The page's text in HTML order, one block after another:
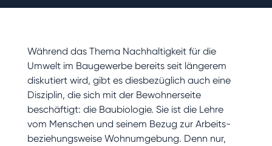
Während das Thema Nachhaltigkeit für die
Umwelt im Baugewerbe bereits seit längerem
diskutiert wird, gibt es diesbezüglich auch eine
Disziplin, die sich mit der Bewohnerseite
beschäftigt: die Baubiologie. Sie ist die Lehre
vom Menschen und seinem Bezug zur Arbeits-
beziehungsweise Wohnumgebung. Denn nur,